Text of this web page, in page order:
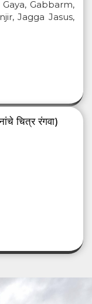
Gabbarm,
Jagga Jasus,
चित्र रंगवा)